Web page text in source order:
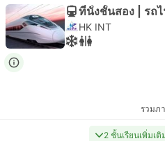
ที่นั่งชั้นสอง | รถไ
HK INT
รวมภ
2 ชั้นเรียนเพิ่มเ